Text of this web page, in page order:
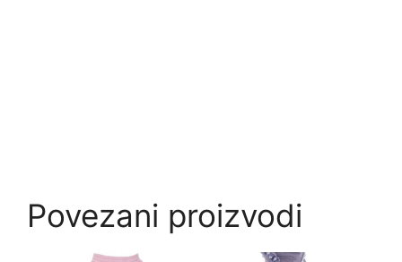
Povezani proizvodi